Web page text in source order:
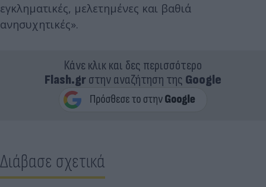
εγκληματικές, μελετημένες και βαθιά
ανησυχητικές».
Κάνε κλικ και δες περισσότερο
Flash.grστην αναζήτηση της Google
Διάβασε σχετικά